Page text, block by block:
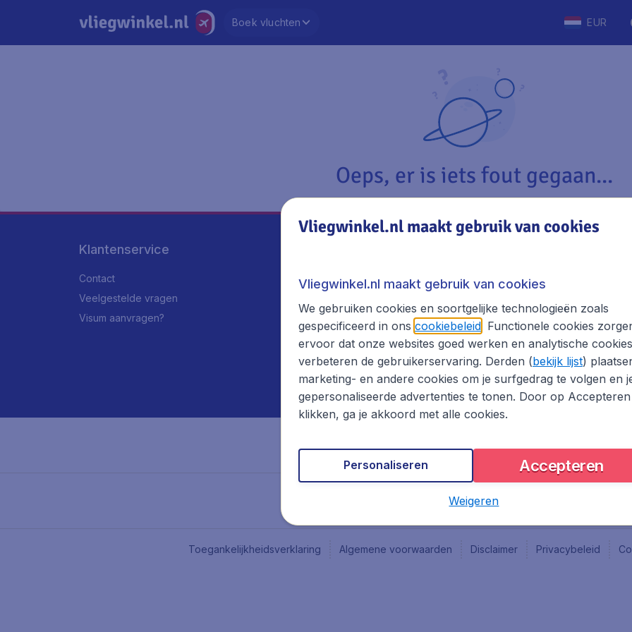
Boek vluchten EUR
Oeps, er is iets fout gegaan...
Klantenservice
Contact
Veelgestelde vragen
Visum aanvragen?
Over Vliegwinkel.nl
Reisgids
Toegankelijkheidsverklaring Algemene voorwaarden Disclaimer Privacybeleid
Vliegwinkel.nl maakt gebruik van cookies
Vliegwinkel.nl maakt gebruik van cookies
We gebruiken cookies en soortgelijke technologieën zoals
gespecificeerd in ons cookiebeleid. Functionele cookies
ervoor dat onze websites goed werken en analytische cookies
verbeteren de gebruikerservaring. Derden (bekijk lijst)
marketing- en andere cookies om je surfgedrag te volgen en
gepersonaliseerde advertenties te tonen. Door op
klikken, ga je akkoord met alle cookies.
Accepteren
Personaliseren
Weigeren